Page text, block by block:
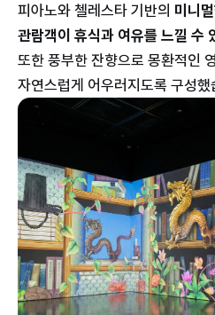
피아노와 첼레스타 기반의 미니
관람객이 휴식과 여유를 느낄 수
또한 풍부한 잔향으로 몽환적인
자연스럽게 어우러지도록 구성했